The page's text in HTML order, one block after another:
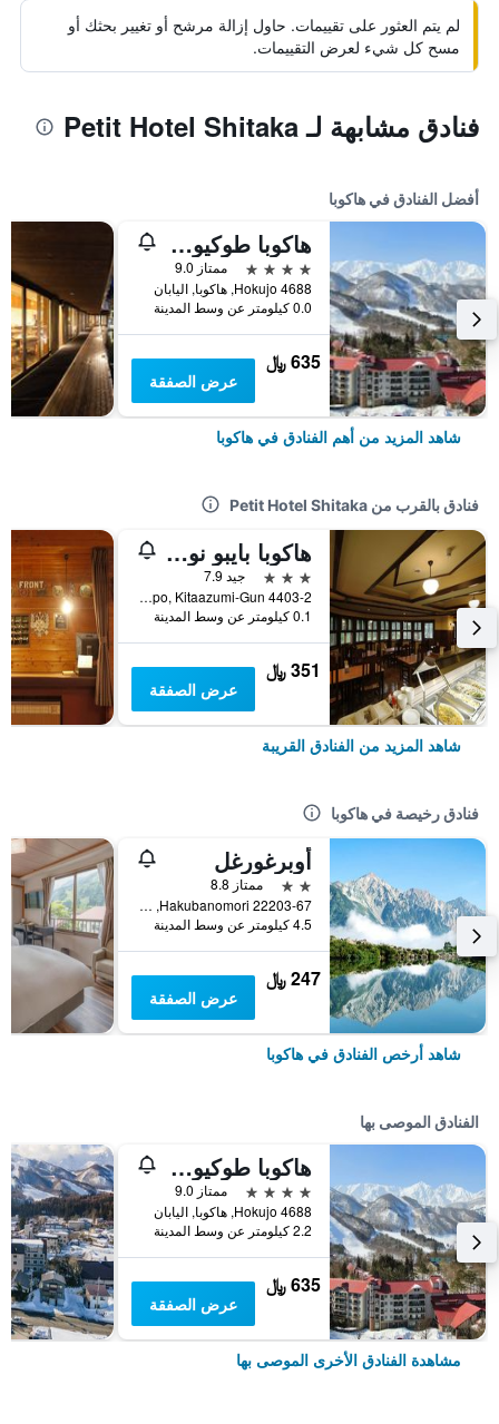
لم يتم العثور على تقييمات. حاول إزالة مرشح أو تغيير بحثك أو
مسح كل شيء لعرض التقييمات.
فنادق مشابهة لـ Petit Hotel Shitaka
أفضل الفنادق في هاكوبا
هاكوبا طوكيو هوتل
4 نجوم
ممتاز 9.0
4688 Hokujo, هاكوبا, اليابان
0.0 كيلومتر عن وسط المدينة
635 ﷼
عرض الصفقة
شاهد المزيد من أهم الفنادق في هاكوبا
فنادق بالقرب من Petit Hotel Shitaka
هاكوبا بايبو نو كيموري
3 نجوم
جيد 7.9
4403-2 Hokujo Happo, Kitaazumi-Gun, هاكوبا, اليابان
0.1 كيلومتر عن وسط المدينة
351 ﷼
عرض الصفقة
شاهد المزيد من الفنادق القريبة
فنادق رخيصة في هاكوبا
أوبرغورغل
2 نجمتين
ممتاز 8.8
Hakubanomori 22203-67, هاكوبا, اليابان
4.5 كيلومتر عن وسط المدينة
247 ﷼
عرض الصفقة
شاهد أرخص الفنادق في هاكوبا
الفنادق الموصى بها
هاكوبا طوكيو هوتل
4 نجوم
ممتاز 9.0
4688 Hokujo, هاكوبا, اليابان
2.2 كيلومتر عن وسط المدينة
635 ﷼
عرض الصفقة
مشاهدة الفنادق الأخرى الموصى بها